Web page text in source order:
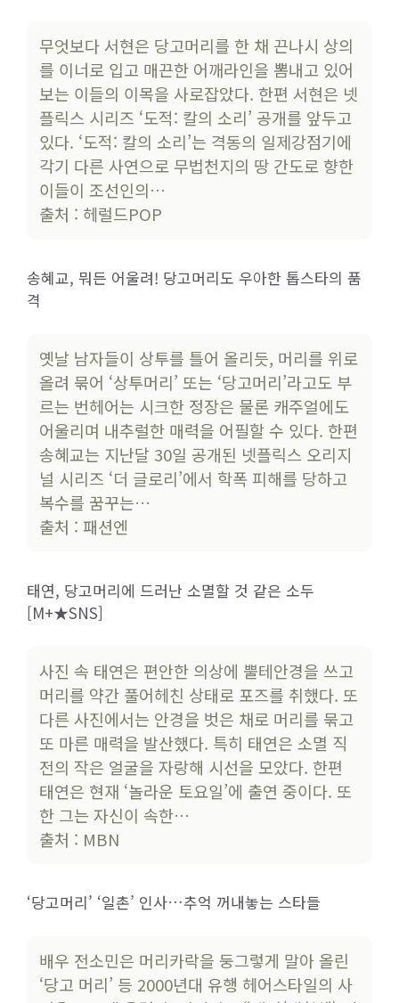
무엇보다 서현은 당고머리를 한 채 끈나시 상의
를 이너로 입고 매끈한 어깨라인을 뽐내고 있어
보는 이들의 이목을 사로잡았다. 한편 서현은 넷
플릭스 시리즈 ‘도적: 칼의 소리’ 공개를 앞두고
있다. ‘도적: 칼의 소리’는 격동의 일제강점기에
각기 다른 사연으로 무법천지의 땅 간도로 향한
이들이 조선인의…
출처 : 헤럴드POP
송혜교, 뭐든 어울려! 당고머리도 우아한 톱스타의 품
격
옛날 남자들이 상투를 틀어 올리듯, 머리를 위로
올려 묶어 ‘상투머리’ 또는 ‘당고머리’라고도 부
르는 번헤어는 시크한 정장은 물론 캐주얼에도
어울리며 내추럴한 매력을 어필할 수 있다. 한편
송혜교는 지난달 30일 공개된 넷플릭스 오리지
널 시리즈 ‘더 글로리’에서 학폭 피해를 당하고
복수를 꿈꾸는…
출처 : 패션엔
태연, 당고머리에 드러난 소멸할 것 같은 소두
[M+★SNS]
사진 속 태연은 편안한 의상에 뿔테안경을 쓰고
머리를 약간 풀어헤친 상태로 포즈를 취했다. 또
다른 사진에서는 안경을 벗은 채로 머리를 묶고
또 마른 매력을 발산했다. 특히 태연은 소멸 직
전의 작은 얼굴을 자랑해 시선을 모았다. 한편
태연은 현재 ‘놀라운 토요일’에 출연 중이다. 또
한 그는 자신이 속한…
출처 : MBN
‘당고머리’ ‘일촌’ 인사…추억 꺼내놓는 스타들
배우 전소민은 머리카락을 둥그렇게 말아 올린
‘당고 머리’ 등 2000년대 유행 헤어스타일의 사